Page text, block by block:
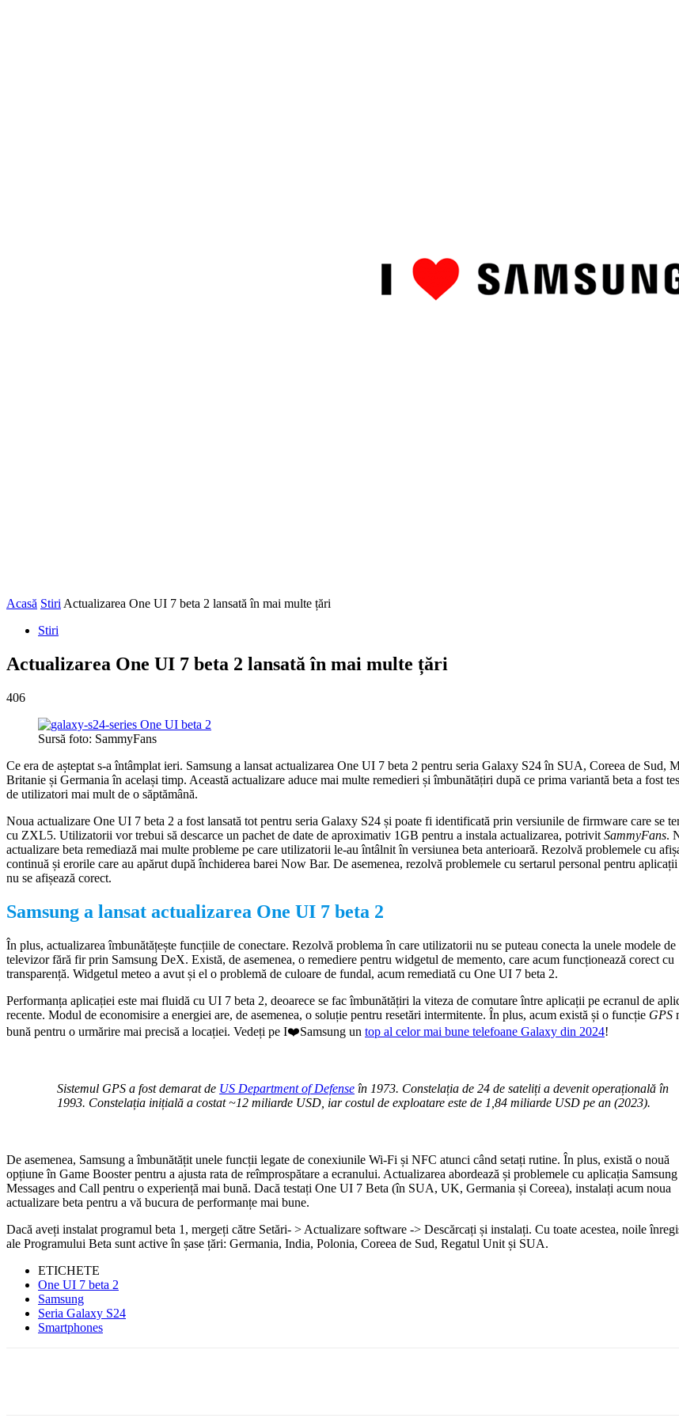
Acasă Stiri Actualizarea One UI 7 beta 2 lansată în mai multe țări
Stiri
Actualizarea One UI 7 beta 2 lansată în mai multe țări
406
Sursă foto: SammyFans
Ce era de așteptat s-a întâmplat ieri. Samsung a lansat actualizarea One UI 7 beta 2 pentru seria Galaxy S24 în SUA, Coreea de Sud,
Britanie și Germania în același timp. Această actualizare aduce mai multe remedieri și îmbunătățiri după ce prima variantă beta a fost
de utilizatori mai mult de o săptămână.
Noua actualizare One UI 7 beta 2 a fost lansată tot pentru seria Galaxy S24 și poate fi identificată prin versiunile de firmware care se
cu ZXL5. Utilizatorii vor trebui să descarce un pachet de date de aproximativ 1GB pentru a instala actualizarea, potrivit SammyFans.
actualizare beta remediază mai multe probleme pe care utilizatorii le-au întâlnit în versiunea beta anterioară. Rezolvă problemele cu
continuă și erorile care au apărut după închiderea barei Now Bar. De asemenea, rezolvă problemele cu sertarul personal pentru aplicații
nu se afișează corect.
Samsung a lansat actualizarea One UI 7 beta 2
În plus, actualizarea îmbunătățește funcțiile de conectare. Rezolvă problema în care utilizatorii nu se puteau conecta la unele modele de
televizor fără fir prin Samsung DeX. Există, de asemenea, o remediere pentru widgetul de memento, care acum funcționează corect cu
transparență. Widgetul meteo a avut și el o problemă de culoare de fundal, acum remediată cu One UI 7 beta 2.
Performanța aplicației este mai fluidă cu UI 7 beta 2, deoarece se fac îmbunătățiri la viteza de comutare între aplicații pe ecranul de
recente. Modul de economisire a energiei are, de asemenea, o soluție pentru resetări intermitente. În plus, acum există și o funcție GPS
bună pentru o urmărire mai precisă a locației. Vedeți pe I❤️Samsung un top al celor mai bune telefoane Galaxy din 2024!
Sistemul GPS a fost demarat de US Department of Defense în 1973. Constelația de 24 de sateliți a devenit operațională în
1993. Constelația inițială a costat ~12 miliarde USD, iar costul de exploatare este de 1,84 miliarde USD pe an (2023).
De asemenea, Samsung a îmbunătățit unele funcții legate de conexiunile Wi-Fi și NFC atunci când setați rutine. În plus, există o nouă
opțiune în Game Booster pentru a ajusta rata de reîmprospătare a ecranului. Actualizarea abordează și problemele cu aplicația Samsung
Messages and Call pentru o experiență mai bună. Dacă testați One UI 7 Beta (în SUA, UK, Germania și Coreea), instalați acum noua
actualizare beta pentru a vă bucura de performanțe mai bune.
Dacă aveți instalat programul beta 1, mergeți către Setări- > Actualizare software -> Descărcați și instalați. Cu toate acestea, noile
ale Programului Beta sunt active în șase țări: Germania, India, Polonia, Coreea de Sud, Regatul Unit și SUA.
ETICHETE
One UI 7 beta 2
Samsung
Seria Galaxy S24
Smartphones